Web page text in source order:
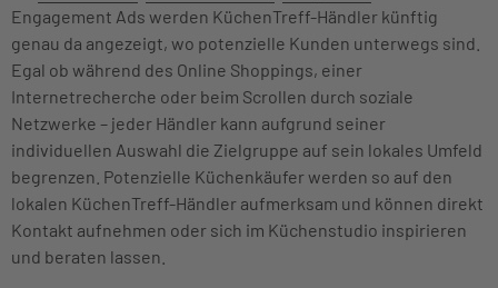
Engagement Ads werden KüchenTreff-Händler künftig
genau da angezeigt, wo potenzielle Kunden unterwegs sind.
Egal ob während des Online Shoppings, einer
Internetrecherche oder beim Scrollen durch soziale
Netzwerke – jeder Händler kann aufgrund seiner
individuellen Auswahl die Zielgruppe auf sein lokales Umfeld
begrenzen. Potenzielle Küchenkäufer werden so auf den
lokalen KüchenTreff-Händler aufmerksam und können direkt
Kontakt aufnehmen oder sich im Küchenstudio inspirieren
und beraten lassen.